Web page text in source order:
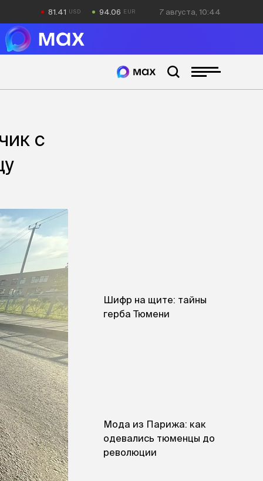
81.41 94.06 7 августа, 10:44
с
Шифр на щите: тайны
герба Тюмени
Мода из Парижа: как
одевались тюменцы до
революции